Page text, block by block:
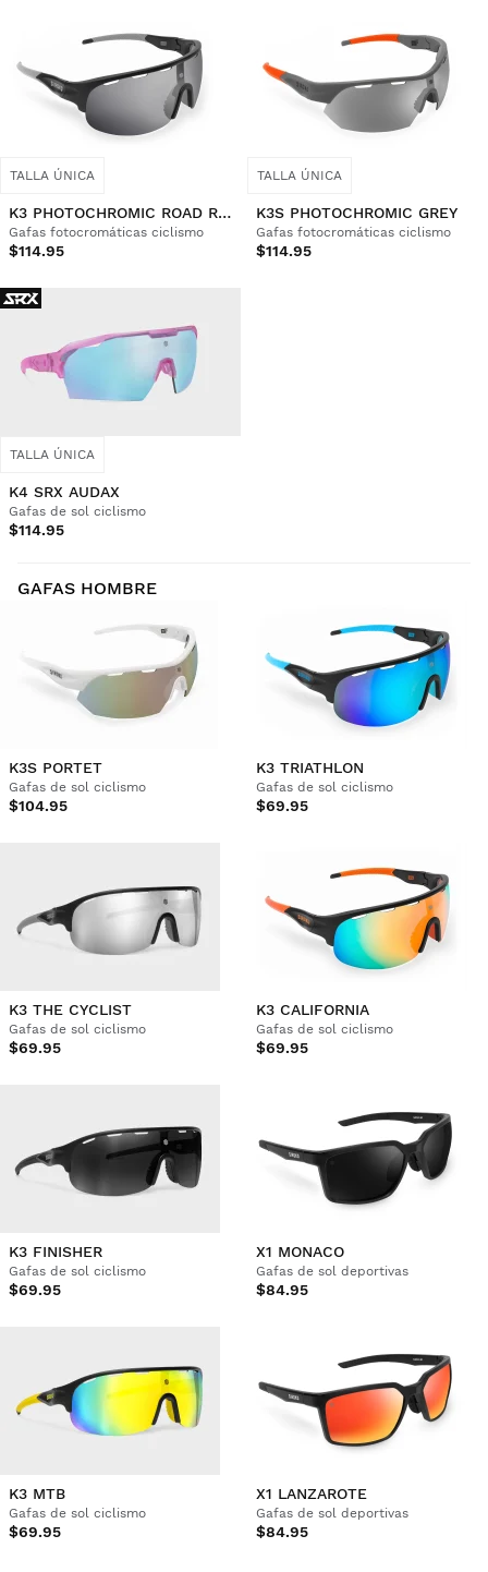
TALLA ÚNICA
K3 PHOTOCHROMIC ROAD RACE
Gafas fotocromáticas ciclismo
$114.95
TALLA ÚNICA
K3S PHOTOCHROMIC GREY
Gafas fotocromáticas ciclismo
$114.95
TALLA ÚNICA
K4 SRX AUDAX
Gafas de sol ciclismo
$114.95
GAFAS HOMBRE
K3S PORTET
Gafas de sol ciclismo
$104.95
K3 TRIATHLON
Gafas de sol ciclismo
$69.95
K3 THE CYCLIST
Gafas de sol ciclismo
$69.95
K3 CALIFORNIA
Gafas de sol ciclismo
$69.95
K3 FINISHER
Gafas de sol ciclismo
$69.95
X1 MONACO
Gafas de sol deportivas
$84.95
K3 MTB
Gafas de sol ciclismo
$69.95
X1 LANZAROTE
Gafas de sol deportivas
$84.95